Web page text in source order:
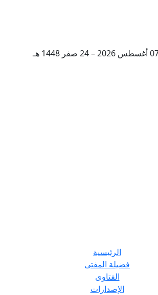
الرئيسية
فضيلة المفتى
الفتاوى
الإصدارات